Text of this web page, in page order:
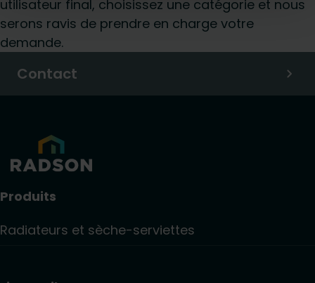
utilisateur final, choisissez une catégorie et nous
serons ravis de prendre en charge votre
demande.
Contact
Produits
Radiateurs et sèche-serviettes